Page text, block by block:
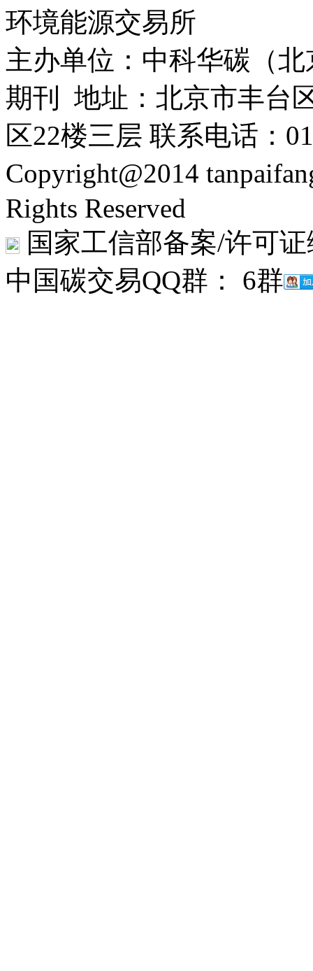
环境能源交易所
主办单位：中科华碳（
期刊 地址：北京市丰台
区22楼三层 联系电话：
Copyright@2014
Rights Reserved
国家工信部备案/许可
中国碳交易QQ群： 6群